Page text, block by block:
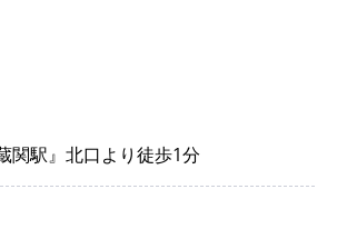
関駅』北口より徒歩1分